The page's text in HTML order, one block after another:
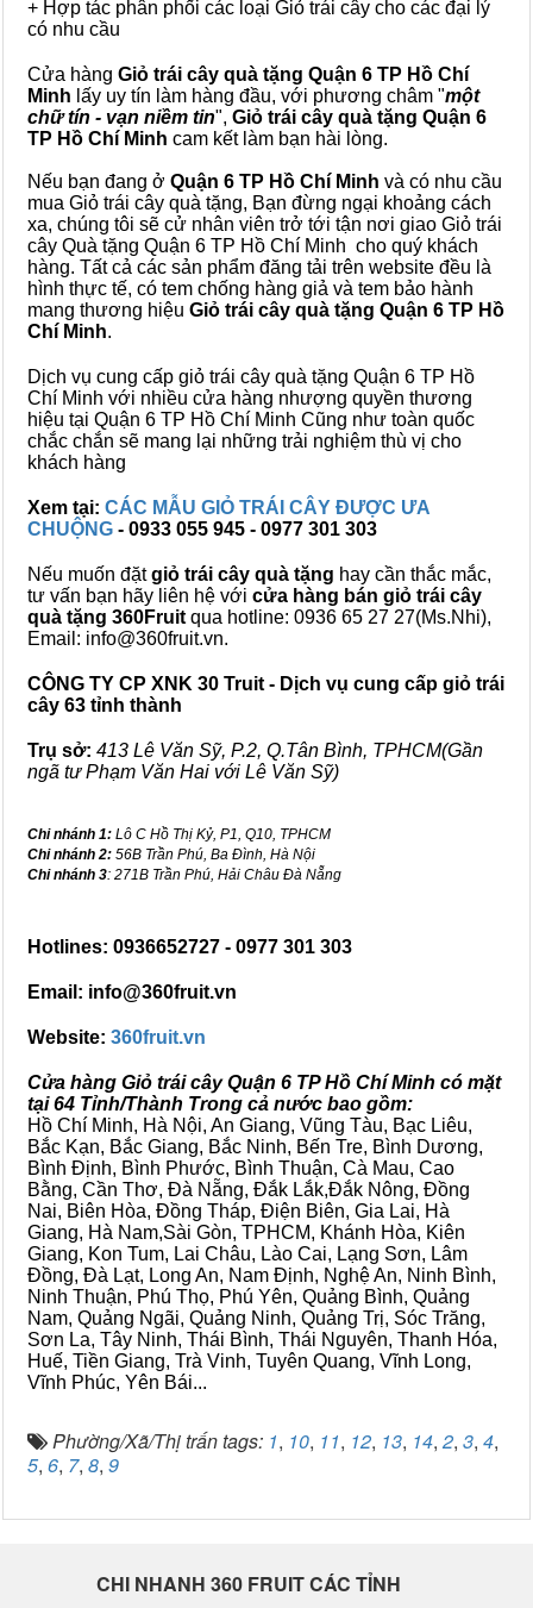
+ Hợp tác phân phối các loại Giỏ trái cây cho các đại lý
có nhu cầu
Cửa hàng Giỏ trái cây quà tặng Quận 6 TP Hồ Chí
Minh lấy uy tín làm hàng đầu, với phương châm "một
chữ tín - vạn niềm tin", Giỏ trái cây quà tặng Quận 6
TP Hồ Chí Minh cam kết làm bạn hài lòng.
Nếu bạn đang ở Quận 6 TP Hồ Chí Minh và có nhu cầu
mua Giỏ trái cây quà tặng, Bạn đừng ngại khoảng cách
xa, chúng tôi sẽ cử nhân viên trở tới tận nơi giao Giỏ trái
cây Quà tặng Quận 6 TP Hồ Chí Minh cho quý khách
hàng. Tất cả các sản phẩm đăng tải trên website đều là
hình thực tế, có tem chống hàng giả và tem bảo hành
mang thương hiệu Giỏ trái cây quà tặng Quận 6 TP Hồ
Chí Minh.
Dịch vụ cung cấp giỏ trái cây quà tặng Quận 6 TP Hồ
Chí Minh với nhiều cửa hàng nhượng quyền thương
hiệu tại Quận 6 TP Hồ Chí Minh Cũng như toàn quốc
chắc chắn sẽ mang lại những trải nghiệm thù vị cho
khách hàng
Xem tại: CÁC MẪU GIỎ TRÁI CÂY ĐƯỢC ƯA
CHUỘNG - 0933 055 945 - 0977 301 303
Nếu muốn đặtgiỏ trái cây quà tặng hay cần thắc mắc,
tư vấn bạn hãy liên hệ với cửa hàng bán giỏ trái cây
quà tặng 360Fruit qua hotline: 0936 65 27 27(Ms.Nhi),
Email: info@360fruit.vn.
CÔNG TY CP XNK 30 Truit - Dịch vụ cung cấp giỏ trái
cây 63 tỉnh thành
Trụ sở: 413 Lê Văn Sỹ, P.2, Q.Tân Bình, TPHCM(Gần
ngã tư Phạm Văn Hai với Lê Văn Sỹ)
Chi nhánh 1: Lô C Hồ Thị Kỷ, P1, Q10, TPHCM
Chi nhánh 2: 56B Trần Phú, Ba Đình, Hà Nội
Chi nhánh 3: 271B Trần Phú, Hải Châu Đà Nẵng
Hotlines: 0936652727 - 0977 301 303
Email: info@360fruit.vn
Website: 360fruit.vn
Cửa hàng Giỏ trái cây Quận 6 TP Hồ Chí Minh có mặt
tại 64 Tỉnh/Thành Trong cả nước bao gồm:
Hồ Chí Minh, Hà Nội, An Giang, Vũng Tàu, Bạc Liêu,
Bắc Kạn, Bắc Giang, Bắc Ninh, Bến Tre, Bình Dương,
Bình Định, Bình Phước, Bình Thuận, Cà Mau, Cao
Bằng, Cần Thơ, Đà Nẵng, Đắk Lắk,Đắk Nông, Đồng
Nai, Biên Hòa, Đồng Tháp, Điện Biên, Gia Lai, Hà
Giang, Hà Nam,Sài Gòn, TPHCM, Khánh Hòa, Kiên
Giang, Kon Tum, Lai Châu, Lào Cai, Lạng Sơn, Lâm
Đồng, Đà Lạt, Long An, Nam Định, Nghệ An, Ninh Bình,
Ninh Thuận, Phú Thọ, Phú Yên, Quảng Bình, Quảng
Nam, Quảng Ngãi, Quảng Ninh, Quảng Trị, Sóc Trăng,
Sơn La, Tây Ninh, Thái Bình, Thái Nguyên, Thanh Hóa,
Huế, Tiền Giang, Trà Vinh, Tuyên Quang, Vĩnh Long,
Vĩnh Phúc, Yên Bái...
Phường/Xã/Thị trấn tags: 1, 10, 11, 12, 13, 14, 2, 3, 4,
5, 6, 7, 8, 9
CHI NHANH 360 FRUIT CÁC TỈNH